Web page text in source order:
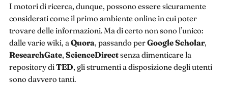
I motori di ricerca, dunque, possono essere sicuramente
considerati come il primo ambiente online in cui poter
trovare delle informazioni. Ma di certo non sono l’unico:
dalle varie wiki, a Quora, passando perGoogleScholar,
ResearchGate, ScienceDirectsenza dimenticare la
repository diTED, gli strumenti a disposizione degli utenti
sono davvero tanti.